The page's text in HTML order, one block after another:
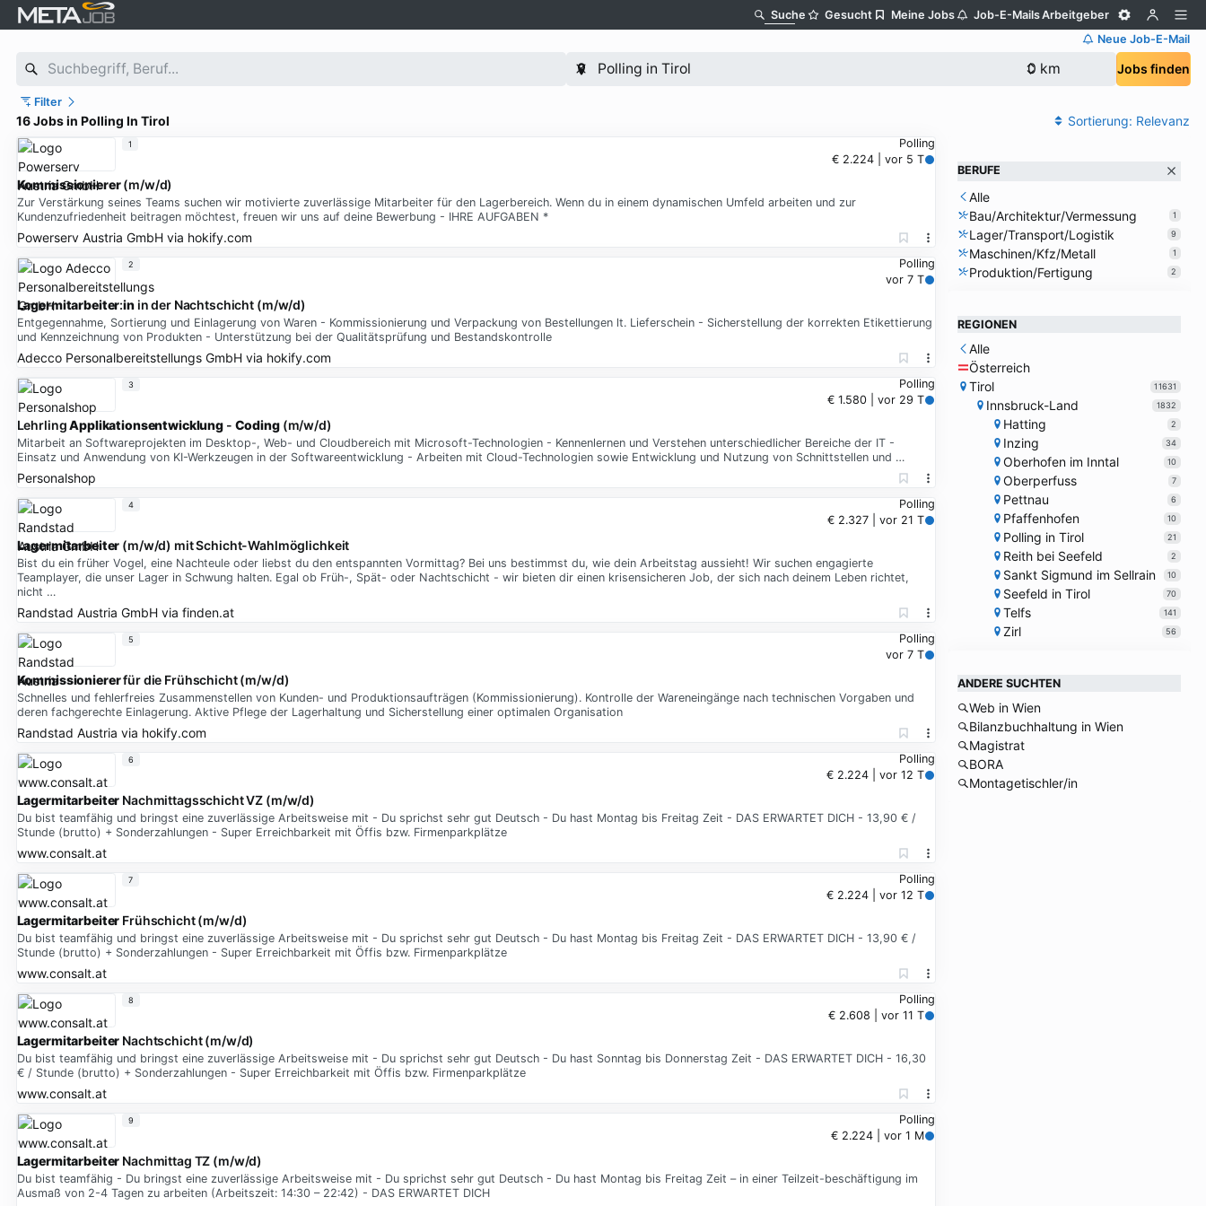
Suche Gesucht Meine Jobs Job-E-MailsArbeitgeber
Neue Job-E-Mail
Jobs finden
Filter
16 Jobs in Polling In Tirol Sortierung: Relevanz
Polling
€ 2.224 | vor 5 T
Kommissionierer(m/w/d)
Zur Verstärkung seines Teams suchen wir motivierte zuverlässige Mitarbeiter für den Lagerbereich. Wenn du in einem dynamischen Umfeld arbeiten und zur
Kundenzufriedenheit beitragen möchtest, freuen wir uns auf deine Bewerbung - IHRE AUFGABEN *
Powerserv Austria GmbHvia hokify.com
1
Polling
vor 7 T
Lagermitarbeiter:inin der Nachtschicht (m/w/d)
Entgegennahme, Sortierung und Einlagerung von Waren - Kommissionierung und Verpackung von Bestellungen lt. Lieferschein - Sicherstellung der korrekten Etikettierung
und Kennzeichnung von Produkten - Unterstützung bei der Qualitätsprüfung und Bestandskontrolle
Adecco Personalbereitstellungs GmbHvia hokify.com
2
Polling
€ 1.580 | vor 29 T
LehrlingApplikationsentwicklung - Coding(m/w/d)
Mitarbeit an Softwareprojekten im Desktop-, Web- und Cloudbereich mit Microsoft-Technologien - Kennenlernen und Verstehen unterschiedlicher Bereiche der IT -
Einsatz und Anwendung von KI-Werkzeugen in der Softwareentwicklung - Arbeiten mit Cloud-Technologien sowie Entwicklung und Nutzung von Schnittstellen und …
Personalshop
3
Polling
€ 2.327 | vor 21 T
Lagermitarbeiter (m/w/d) mit Schicht-Wahlmöglichkeit
Bist du ein früher Vogel, eine Nachteule oder liebst du den entspannten Vormittag? Bei uns bestimmst du, wie dein Arbeitstag aussieht! Wir suchen engagierte
Teamplayer, die unser Lager in Schwung halten. Egal ob Früh-, Spät- oder Nachtschicht - wir bieten dir einen krisensicheren Job, der sich nach deinem Leben richtet,
nicht …
Randstad Austria GmbHvia finden.at
4
Polling
vor 7 T
Kommissioniererfür die Frühschicht (m/w/d)
Schnelles und fehlerfreies Zusammenstellen von Kunden- und Produktionsaufträgen (Kommissionierung). Kontrolle der Wareneingänge nach technischen Vorgaben und
deren fachgerechte Einlagerung. Aktive Pflege der Lagerhaltung und Sicherstellung einer optimalen Organisation
Randstad Austria via hokify.com
5
Polling
€ 2.224 | vor 12 T
Lagermitarbeiter Nachmittagsschicht VZ (m/w/d)
Du bist teamfähig und bringst eine zuverlässige Arbeitsweise mit - Du sprichst sehr gut Deutsch - Du hast Montag bis Freitag Zeit - DAS ERWARTET DICH - 13,90 € /
Stunde (brutto) + Sonderzahlungen - Super Erreichbarkeit mit Öffis bzw. Firmenparkplätze
www.consalt.at
6
Polling
€ 2.224 | vor 12 T
Lagermitarbeiter Frühschicht (m/w/d)
Du bist teamfähig und bringst eine zuverlässige Arbeitsweise mit - Du sprichst sehr gut Deutsch - Du hast Montag bis Freitag Zeit - DAS ERWARTET DICH - 13,90 € /
Stunde (brutto) + Sonderzahlungen - Super Erreichbarkeit mit Öffis bzw. Firmenparkplätze
www.consalt.at
7
Polling
€ 2.608 | vor 11 T
Lagermitarbeiter Nachtschicht (m/w/d)
Du bist teamfähig und bringst eine zuverlässige Arbeitsweise mit - Du sprichst sehr gut Deutsch - Du hast Sonntag bis Donnerstag Zeit - DAS ERWARTET DICH - 16,30
€ / Stunde (brutto) + Sonderzahlungen - Super Erreichbarkeit mit Öffis bzw. Firmenparkplätze
www.consalt.at
8
Polling
€ 2.224 | vor 1 M
Lagermitarbeiter Nachmittag TZ (m/w/d)
Du bist teamfähig - Du bringst eine zuverlässige Arbeitsweise mit - Du sprichst sehr gut Deutsch - Du hast Montag bis Freitag Zeit – in einer Teilzeit-beschäftigung im
Ausmaß von 2-4 Tagen zu arbeiten (Arbeitszeit: 14:30 – 22:42) - DAS ERWARTET DICH
9
BERUFE
Alle
Bau/Architektur/Vermessung
1
Lager/Transport/Logistik 9
Maschinen/Kfz/Metall 1
Produktion/Fertigung 2
REGIONEN
Alle
Österreich
Tirol
11631
Innsbruck-Land 1832
Hatting 2
Inzing 34
Oberhofen im Inntal 10
Oberperfuss 7
Pettnau 6
Pfaffenhofen 10
Polling in Tirol 21
Reith bei Seefeld 2
Sankt Sigmund im Sellrain 10
Seefeld in Tirol 70
Telfs 141
Zirl 56
ANDERE SUCHTEN
Web in Wien
Bilanzbuchhaltung in Wien
Magistrat
BORA
Montagetischler/in